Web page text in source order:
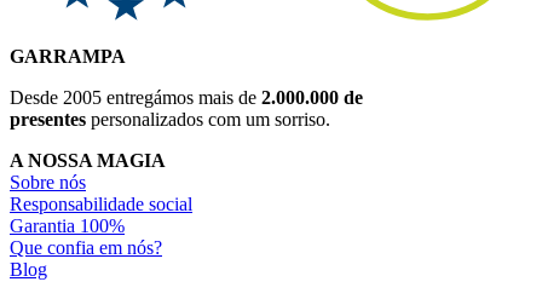
GARRAMPA
Desde 2005 entregámos mais de 2.000.000 de
presentes personalizados com um sorriso.
A NOSSA MAGIA
Sobre nós
Responsabilidade social
Garantia 100%
Que confia em nós?
Blog